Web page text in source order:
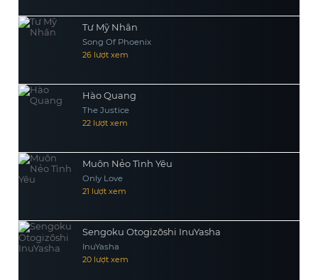
Tư Mỹ Nhân
Song Of Phoenix
26 lượt xem
Hào Quang
The Justice
22 lượt xem
Muôn Nẻo Tình Yêu
Only Love
21 lượt xem
Sengoku Otogizōshi InuYasha
InuYasha
20 lượt xem